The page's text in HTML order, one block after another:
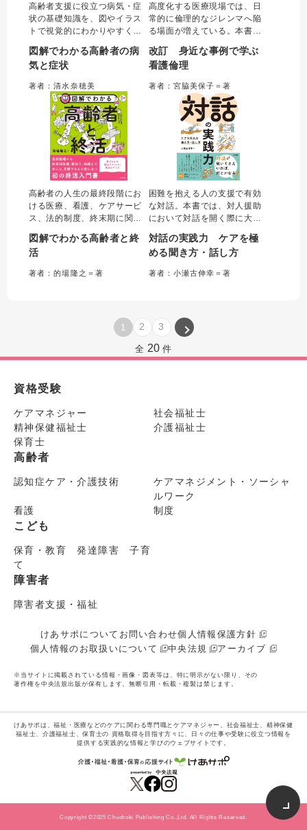
高齢者支援に役立つ病気・症
状の基礎知識を、図やイラス
トで視覚的にわかりやすく解
者の体調変化に気づくための
観察やケアのポイント、多職
種連携まで網羅的にまとめ
た。介護職やケアマネジャー
などの専門職をはじめ、介
護・看護学生にもお勧め。
図解でわかる高齢者の病
気と症状
著者：清水奈穂美
高度化する医療現場では、日
常的に倫理的なジレンマへ陥
る場面が増えている。本書は
のか」と思い悩む看護師や看
護学生に倫理的な考え方・行
動を教えてくれる一冊。 患者
の高齢化や医療技術の進歩に
伴う法的・倫理的変化に対応
した改訂版。
改訂 身近な事例で学ぶ
看護倫理
著者：宮脇美保子＝著
高齢者の人生の最終段階にお
ける医療、看護、ケアサービ
ス、法的制度、終末期に関す
た初の「終活入門書」。著者
が持つ、行政書士・看護師・
し、医療・福祉・法務の各分
図解でわかる高齢者と終
活
著者：的場隆之＝著
困難を抱える人の支援で有効
な対話。本書では、対人援助
において対話を開く際に大切
つの型」に集約し、事例をも
ちいて超実践的に解説した。
トや注意点など、支援現場で
対話の実践力 ケアを極
める聞き方・話し方
著者：小瀬古伸幸＝著
1 2 3
全 20 件
資格受験
ケアマネジャー
社会福祉士
精神保健福祉士
介護福祉士
保育士
高齢者
認知症ケア・介護技術
ケアマネジメント・ソーシャ
ルワーク
看護
制度
こども
保育・教育 発達障害 子育
て
障害者
障害者支援・福祉
けあサポについて お問い合わせ個人情報保護方針
個人情報のお取扱いについて
中央法規 アーカイブ
※当サイトに掲載されている情報・画像・図表等は、特に明示がない限り、その
著作権を中央法規出版が保有します。無断引用・転載・複製は禁じます。
けあサポは、福祉・医療などのケアに関わる専門職とケアマネジャー、社会福祉士、精神保健
福祉士、介護福祉士、保育士の 資格取得を目指す方々に、日々の仕事や受験に役立つ情報を
提供する実践的な情報と学びのウェブサイトです。
Copyright ©2025 Chuohoki Publishing Co.,Ltd. All Rights Reserved.